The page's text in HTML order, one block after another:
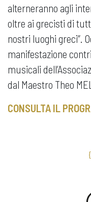
alterneranno agli
oltre ai grecisti di
nostri luoghi greci”.
manifestazione
musicali
dal Maestro Theo
CONSULTA IL